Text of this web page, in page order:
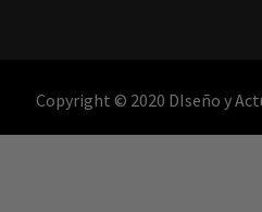
Copyright © 2020 DIseño y